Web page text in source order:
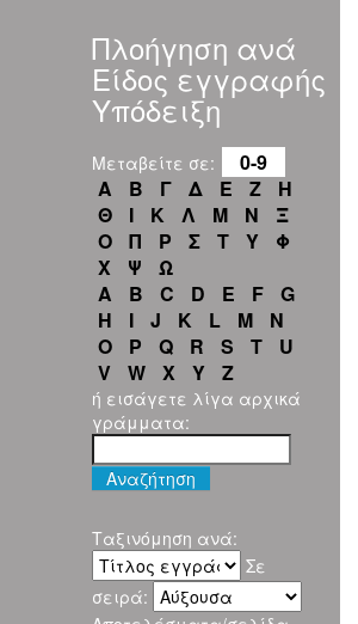
Πλοήγηση ανά
Είδος εγγραφής
Υπόδειξη
Μεταβείτε σε:
0-9
Α
Β Γ Δ Ε Ζ
Η
Θ
Ι Κ Λ Μ Ν
Ξ
Ο
Π Ρ Σ Τ Υ
Φ
Χ
Ψ
Ω
A
B C D E F
G
H
I J K L M
N
O
P Q R S T
U
V
W X Y Z
ή εισάγετε λίγα αρχικά
γράμματα:
Ταξινόμηση ανά:
Σε
σειρά: